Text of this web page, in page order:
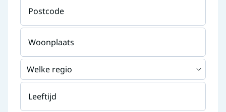
Postcode
Woonplaats
Welke regio
Leeftijd